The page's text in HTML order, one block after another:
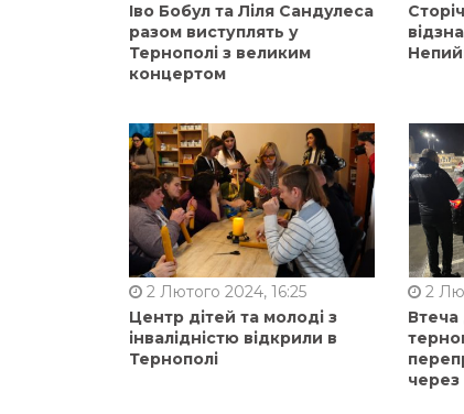
Іво Бобул та Ліля Сандулеса
разом виступлять у
Тернополі з великим
концертом
2 Лютого 2024, 16:25
Центр дітей та молоді з
інвалідністю відкрили в
Тернополі
2